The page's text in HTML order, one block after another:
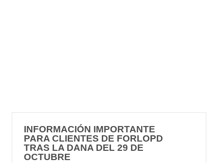
INFORMACIÓN IMPORTANTE
PARA CLIENTES DE FORLOPD
TRAS LA DANA DEL 29 DE
OCTUBRE